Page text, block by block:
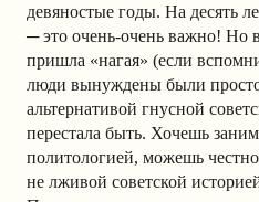
девяностые годы. На десять
─ это очень-очень важно! Но
пришла «нагая» (если
люди вынуждены были
альтернативой гнусной
перестала быть. Хочешь
политологией, можешь
не лживой советской